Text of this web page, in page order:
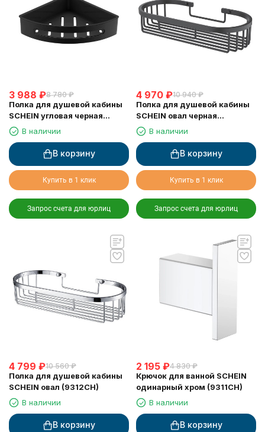
3 988 ₽8 780 ₽
Полка для душевой кабины
SCHEIN угловая черная
(9326MB)
В наличии
В корзину
Купить в 1 клик
Запрос счета для юрлиц
4 970 ₽10 940 ₽
Полка для душевой кабины
SCHEIN овал черная
(9312MB)
В наличии
В корзину
Купить в 1 клик
Запрос счета для юрлиц
4 799 ₽10 560 ₽
Полка для душевой кабины
SCHEIN овал (9312CH)
В наличии
В корзину
2 195 ₽4 830 ₽
Крючок для ванной SCHEIN
одинарный хром (9311CH)
В наличии
В корзину